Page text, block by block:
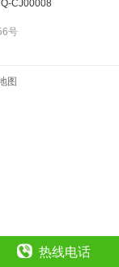
CJ00008
号
图
热线电话